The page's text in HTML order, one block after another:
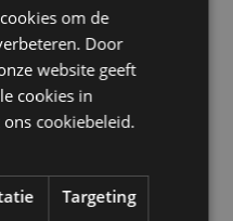
om de
Door
website geeft
cookies in
cookiebeleid.
Targeting